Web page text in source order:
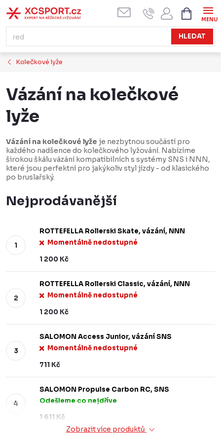
na
obsah
HLEDAT
KOŠÍK
Kolečkové lyže
Vázání na kolečkové
lyže
Vázání na kolečkové lyže je nezbytnou součástí pro
každého nadšence do kolečkového lyžování. Nabízíme
širokou škálu vázání kompatibilních s systémy SNS i NNN,
které jsou perfektní pro jakýkoliv styl jízdy - od klasického
po bruslařský.
Nejprodávanější
ROTTEFELLA Rollerski Skate, vázání, NNN
Momentálně nedostupné
1 200 Kč
ROTTEFELLA Rollerski Classic, vázání, NNN
Momentálně nedostupné
1 200 Kč
SALOMON Access Junior, vázání SNS
Momentálně nedostupné
711 Kč
SALOMON Propulse Carbon RC, SNS
Odešleme co nejdříve
1 611 Kč
Zobrazit více produktů